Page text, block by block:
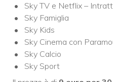
Sky TV e Netflix –
Sky Famiglia
Sky Kids
Sky Cinema con
Sky Calcio
Sky Sport